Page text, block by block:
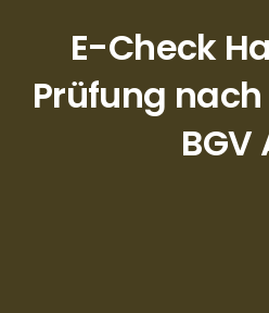
E-Check
Prüfung nach
BGV